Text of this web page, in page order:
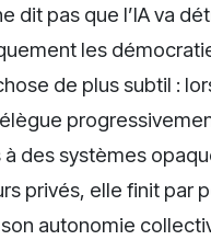
dit pas que l’IA va
les
de plus subtil :
des systèmes
privés, elle finit par
autonomie